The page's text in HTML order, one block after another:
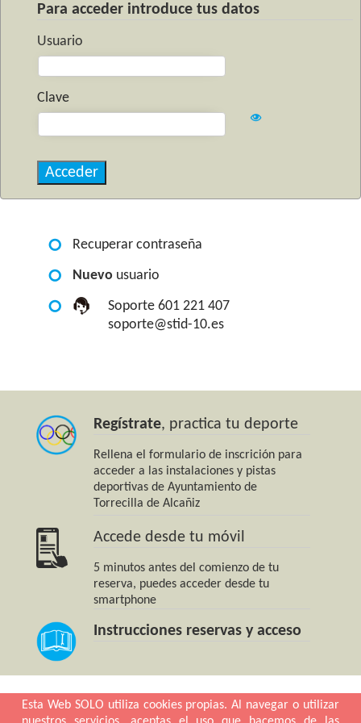
Para acceder introduce tus datos
Usuario
Clave
Recuperar contraseña
Nuevo usuario
Soporte 601 221 407
soporte@stid-10.es
Regístrate, practica tu deporte
Rellena el formulario de inscrición para
acceder a las instalaciones y pistas
deportivas de Ayuntamiento de
Torrecilla de Alcañiz
Accede desde tu móvil
5 minutos antes del comienzo de tu
reserva, puedes acceder desde tu
smartphone
Instrucciones reservas y acceso
Esta Web SOLO utiliza cookies propias. Al navegar o utilizar